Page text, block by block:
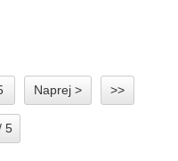
Naprej > >>
5